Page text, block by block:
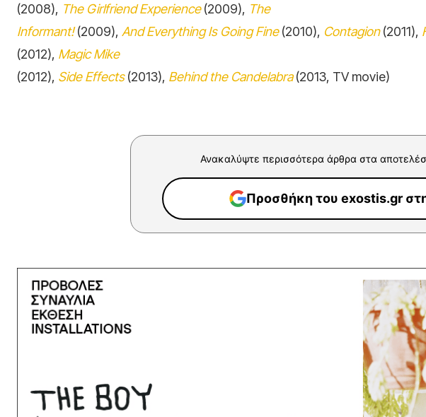
(2008), The Girlfriend Experience(2009), The
Informant!(2009), And Everything Is Going Fine(2010), Contagion(2011),
(2012), Magic Mike
(2012), Side Effects(2013), Behind the Candelabra(2013, TV movie)
Ανακαλύψτε περισσότερα άρθρα στα
Προσθήκη του exostis.gr